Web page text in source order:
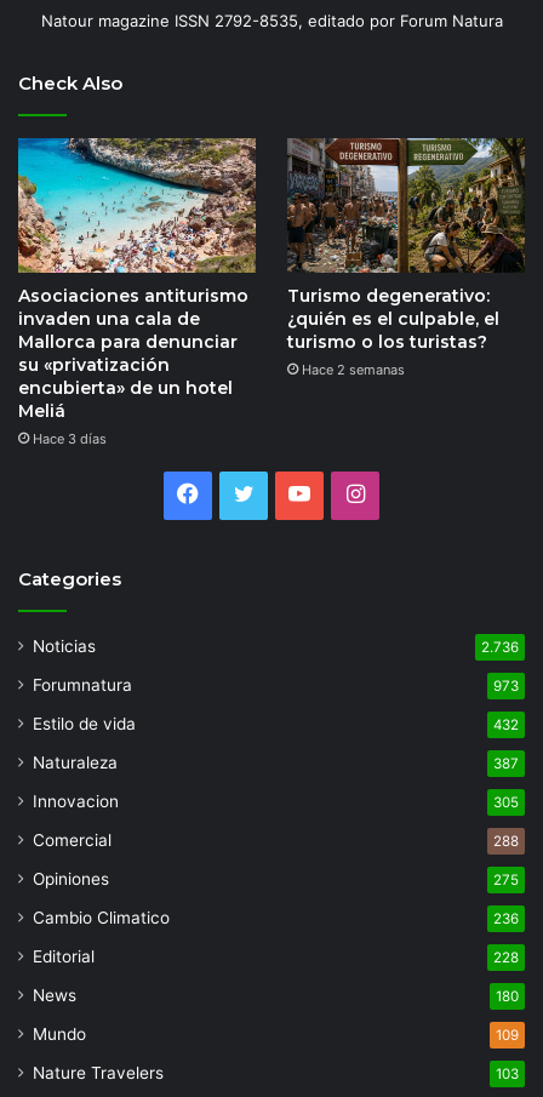
Natour magazine ISSN 2792-8535, editado por Forum Natura
Check Also
Asociaciones antiturismo
invaden una cala de
Mallorca para denunciar
su «privatización
encubierta» de un hotel
Meliá
Hace 3 días
Turismo degenerativo:
¿quién es el culpable, el
turismo o los turistas?
Hace 2 semanas
Facebook
TwitterYouTubeInstagram
Categories
Noticias 2.736
Forumnatura 973
Estilo de vida 432
Naturaleza 387
Innovacion 305
Comercial 288
Opiniones 275
Cambio Climatico 236
Editorial 228
News 180
Mundo 109
Nature Travelers 103